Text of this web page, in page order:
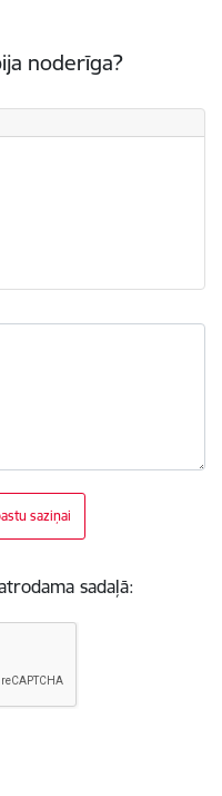
noderīga?
saziņai
sadaļā: